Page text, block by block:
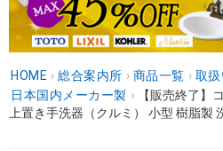
HOME › 総合案内所 › 商品一覧 › 取
日本国内メーカー製 ›
【販売終了】
上置き手洗器（クルミ） 小型 樹脂製 洗